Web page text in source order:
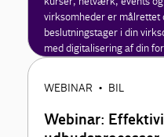
virksomheder er målrettet
beslutningstager i din
med digitalisering af din
WEBINAR • BIL
Webinar: